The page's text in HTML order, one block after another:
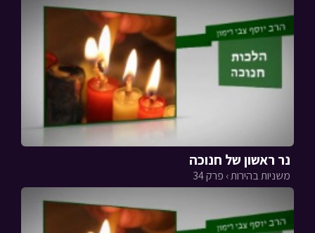
נר ראשון של חנוכה
משניות בהירות › פרק 34